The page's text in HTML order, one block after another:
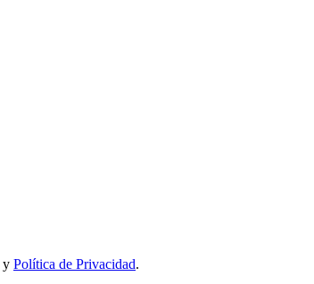
y Política de Privacidad.